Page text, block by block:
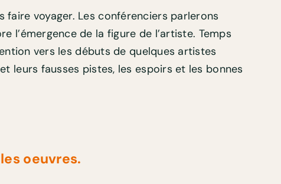
voyager. Les conférenciers parlerons
l’émergence de la figure de l’artiste. Temps
vers les débuts de quelques artistes
leurs fausses pistes, les espoirs et les bonnes
oeuvres.